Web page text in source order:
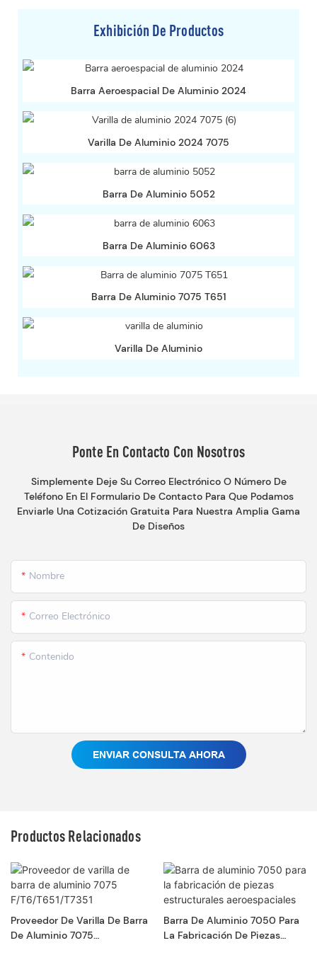
Exhibición De Productos
Barra Aeroespacial De Aluminio 2024
Varilla De Aluminio 2024 7075
Barra De Aluminio 5052
Barra De Aluminio 6063
Barra De Aluminio 7075 T651
Varilla De Aluminio
Ponte En Contacto Con Nosotros
Simplemente Deje Su Correo Electrónico O Número De
Teléfono En El Formulario De Contacto Para Que Podamos
Enviarle Una Cotización Gratuita Para Nuestra Amplia Gama
De Diseños
Nombre
Correo Electrónico
Contenido
ENVIAR CONSULTA AHORA
Productos Relacionados
Proveedor De Varilla De Barra
De Aluminio 7075
Barra De Aluminio 7050 Para
La Fabricación De Piezas